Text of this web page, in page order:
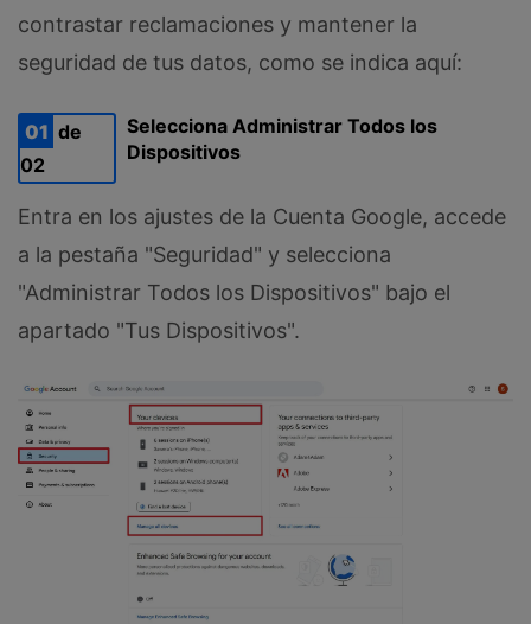
contrastar reclamaciones y mantener la
seguridad de tus datos, como se indica aquí:
01 de
02
Selecciona Administrar Todos los
Dispositivos
Entra en los ajustes de la Cuenta Google, accede
a la pestaña "Seguridad" y selecciona
"Administrar Todos los Dispositivos" bajo el
apartado "Tus Dispositivos".